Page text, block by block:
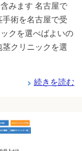
みます 名古屋で
術を名古屋で受
クを選べばよいの
クリニックを選
続きを読む